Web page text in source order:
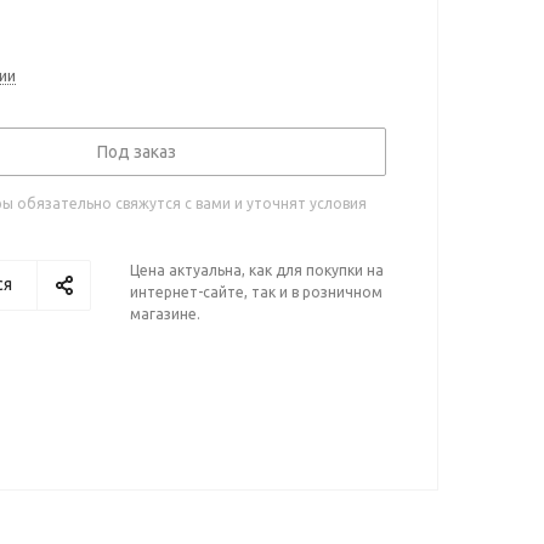
Под заказ
обязательно свяжутся с вами и уточнят условия
Цена актуальна, как для покупки на
интернет-сайте, так и в розничном
магазине.